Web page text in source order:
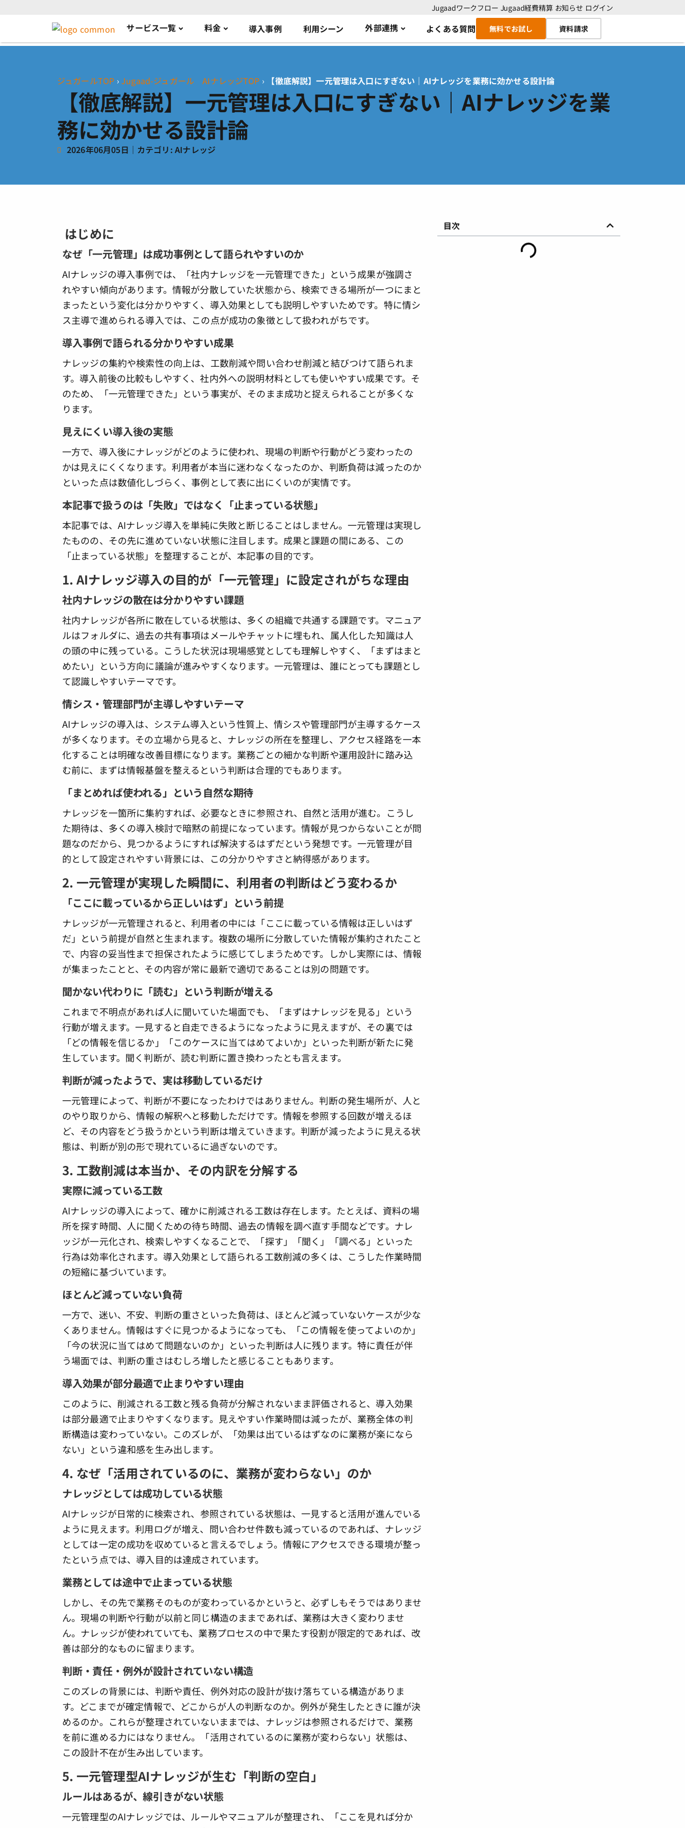
Jugaadワークフロー Jugaad経費精算 お知らせ ログイン
サービス一覧 料金 導入事例 利用シーン 外部連携 よくある質問 無料でお試し 資料請求
ジュガールTOP › Jugaad-ジュガール AIナレッジTOP › 【徹底解説】一元管理は入口にすぎない｜AIナレッジを業務に効かせる設計論
【徹底解説】一元管理は入口にすぎない｜AIナレッジを業
務に効かせる設計論
2026年06月05日 ｜カテゴリ: AIナレッジ
はじめに
なぜ「一元管理」は成功事例として語られやすいのか
AIナレッジの導入事例では、「社内ナレッジを一元管理できた」という成果が強調さ
れやすい傾向があります。情報が分散していた状態から、検索できる場所が一つにまと
まったという変化は分かりやすく、導入効果としても説明しやすいためです。特に情シ
ス主導で進められる導入では、この点が成功の象徴として扱われがちです。
導入事例で語られる分かりやすい成果
ナレッジの集約や検索性の向上は、工数削減や問い合わせ削減と結びつけて語られま
す。導入前後の比較もしやすく、社内外への説明材料としても使いやすい成果です。そ
のため、「一元管理できた」という事実が、そのまま成功と捉えられることが多くな
ります。
見えにくい導入後の実態
一方で、導入後にナレッジがどのように使われ、現場の判断や行動がどう変わったの
かは見えにくくなります。利用者が本当に迷わなくなったのか、判断負荷は減ったのか
といった点は数値化しづらく、事例として表に出にくいのが実情です。
本記事で扱うのは「失敗」ではなく「止まっている状態」
本記事では、AIナレッジ導入を単純に失敗と断じることはしません。一元管理は実現し
たものの、その先に進めていない状態に注目します。成果と課題の間にある、この
「止まっている状態」を整理することが、本記事の目的です。
1. AIナレッジ導入の目的が「一元管理」に設定されがちな理由
社内ナレッジの散在は分かりやすい課題
社内ナレッジが各所に散在している状態は、多くの組織で共通する課題です。マニュア
ルはフォルダに、過去の共有事項はメールやチャットに埋もれ、属人化した知識は人
の頭の中に残っている。こうした状況は現場感覚としても理解しやすく、「まずはまと
めたい」という方向に議論が進みやすくなります。一元管理は、誰にとっても課題とし
て認識しやすいテーマです。
情シス・管理部門が主導しやすいテーマ
AIナレッジの導入は、システム導入という性質上、情シスや管理部門が主導するケース
が多くなります。その立場から見ると、ナレッジの所在を整理し、アクセス経路を一本
化することは明確な改善目標になります。業務ごとの細かな判断や運用設計に踏み込
む前に、まずは情報基盤を整えるという判断は合理的でもあります。
「まとめれば使われる」という自然な期待
ナレッジを一箇所に集約すれば、必要なときに参照され、自然と活用が進む。こうし
た期待は、多くの導入検討で暗黙の前提になっています。情報が見つからないことが問
題なのだから、見つかるようにすれば解決するはずだという発想です。一元管理が目
的として設定されやすい背景には、この分かりやすさと納得感があります。
2. 一元管理が実現した瞬間に、利用者の判断はどう変わるか
「ここに載っているから正しいはず」という前提
ナレッジが一元管理されると、利用者の中には「ここに載っている情報は正しいはず
だ」という前提が自然と生まれます。複数の場所に分散していた情報が集約されたこと
で、内容の妥当性まで担保されたように感じてしまうためです。しかし実際には、情報
が集まったことと、その内容が常に最新で適切であることは別の問題です。
聞かない代わりに「読む」という判断が増える
これまで不明点があれば人に聞いていた場面でも、「まずはナレッジを見る」という
行動が増えます。一見すると自走できるようになったように見えますが、その裏では
「どの情報を信じるか」「このケースに当てはめてよいか」といった判断が新たに発
生しています。聞く判断が、読む判断に置き換わったとも言えます。
判断が減ったようで、実は移動しているだけ
一元管理によって、判断が不要になったわけではありません。判断の発生場所が、人と
のやり取りから、情報の解釈へと移動しただけです。情報を参照する回数が増えるほ
ど、その内容をどう扱うかという判断は増えていきます。判断が減ったように見える状
態は、判断が別の形で現れているに過ぎないのです。
3. 工数削減は本当か、その内訳を分解する
実際に減っている工数
AIナレッジの導入によって、確かに削減される工数は存在します。たとえば、資料の場
所を探す時間、人に聞くための待ち時間、過去の情報を調べ直す手間などです。ナレ
ッジが一元化され、検索しやすくなることで、「探す」「聞く」「調べる」といった
行為は効率化されます。導入効果として語られる工数削減の多くは、こうした作業時間
の短縮に基づいています。
ほとんど減っていない負荷
一方で、迷い、不安、判断の重さといった負荷は、ほとんど減っていないケースが少な
くありません。情報はすぐに見つかるようになっても、「この情報を使ってよいのか」
「今の状況に当てはめて問題ないのか」といった判断は人に残ります。特に責任が伴
う場面では、判断の重さはむしろ増したと感じることもあります。
導入効果が部分最適で止まりやすい理由
このように、削減される工数と残る負荷が分解されないまま評価されると、導入効果
は部分最適で止まりやすくなります。見えやすい作業時間は減ったが、業務全体の判
断構造は変わっていない。このズレが、「効果は出ているはずなのに業務が楽になら
ない」という違和感を生み出します。
4. なぜ「活用されているのに、業務が変わらない」のか
ナレッジとしては成功している状態
AIナレッジが日常的に検索され、参照されている状態は、一見すると活用が進んでいる
ように見えます。利用ログが増え、問い合わせ件数も減っているのであれば、ナレッジ
としては一定の成功を収めていると言えるでしょう。情報にアクセスできる環境が整っ
たという点では、導入目的は達成されています。
業務としては途中で止まっている状態
しかし、その先で業務そのものが変わっているかというと、必ずしもそうではありませ
ん。現場の判断や行動が以前と同じ構造のままであれば、業務は大きく変わりませ
ん。ナレッジが使われていても、業務プロセスの中で果たす役割が限定的であれば、改
善は部分的なものに留まります。
判断・責任・例外が設計されていない構造
このズレの背景には、判断や責任、例外対応の設計が抜け落ちている構造がありま
す。どこまでが確定情報で、どこからが人の判断なのか。例外が発生したときに誰が決
めるのか。これらが整理されていないままでは、ナレッジは参照されるだけで、業務
を前に進める力にはなりません。「活用されているのに業務が変わらない」状態は、
この設計不在が生み出しています。
5. 一元管理型AIナレッジが生む「判断の空白」
ルールはあるが、線引きがない状態
一元管理型のAIナレッジでは、ルールやマニュアルが整理され、「ここを見れば分か
目次